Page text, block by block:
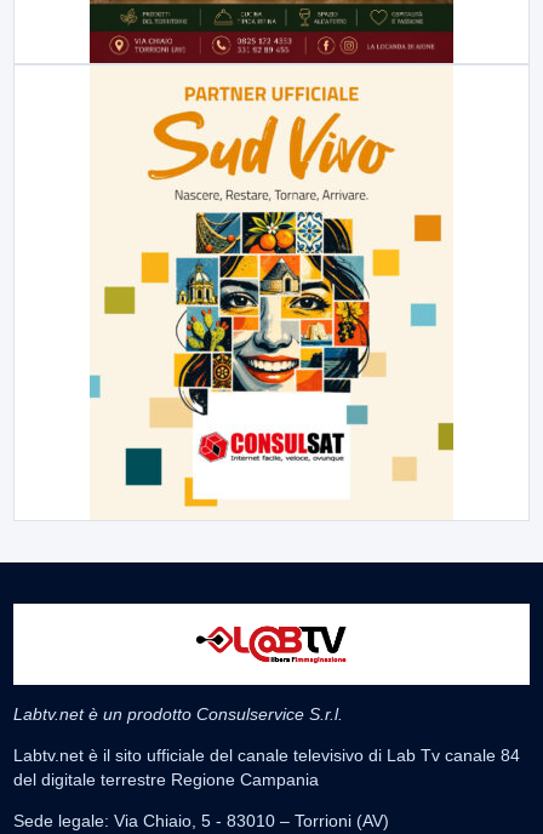
Labtv.net è un prodotto Consulservice S.r.l.
Labtv.net è il sito ufficiale del canale televisivo di Lab Tv canale 84
del digitale terrestre Regione Campania
Sede legale: Via Chiaio, 5 - 83010 – Torrioni (AV)